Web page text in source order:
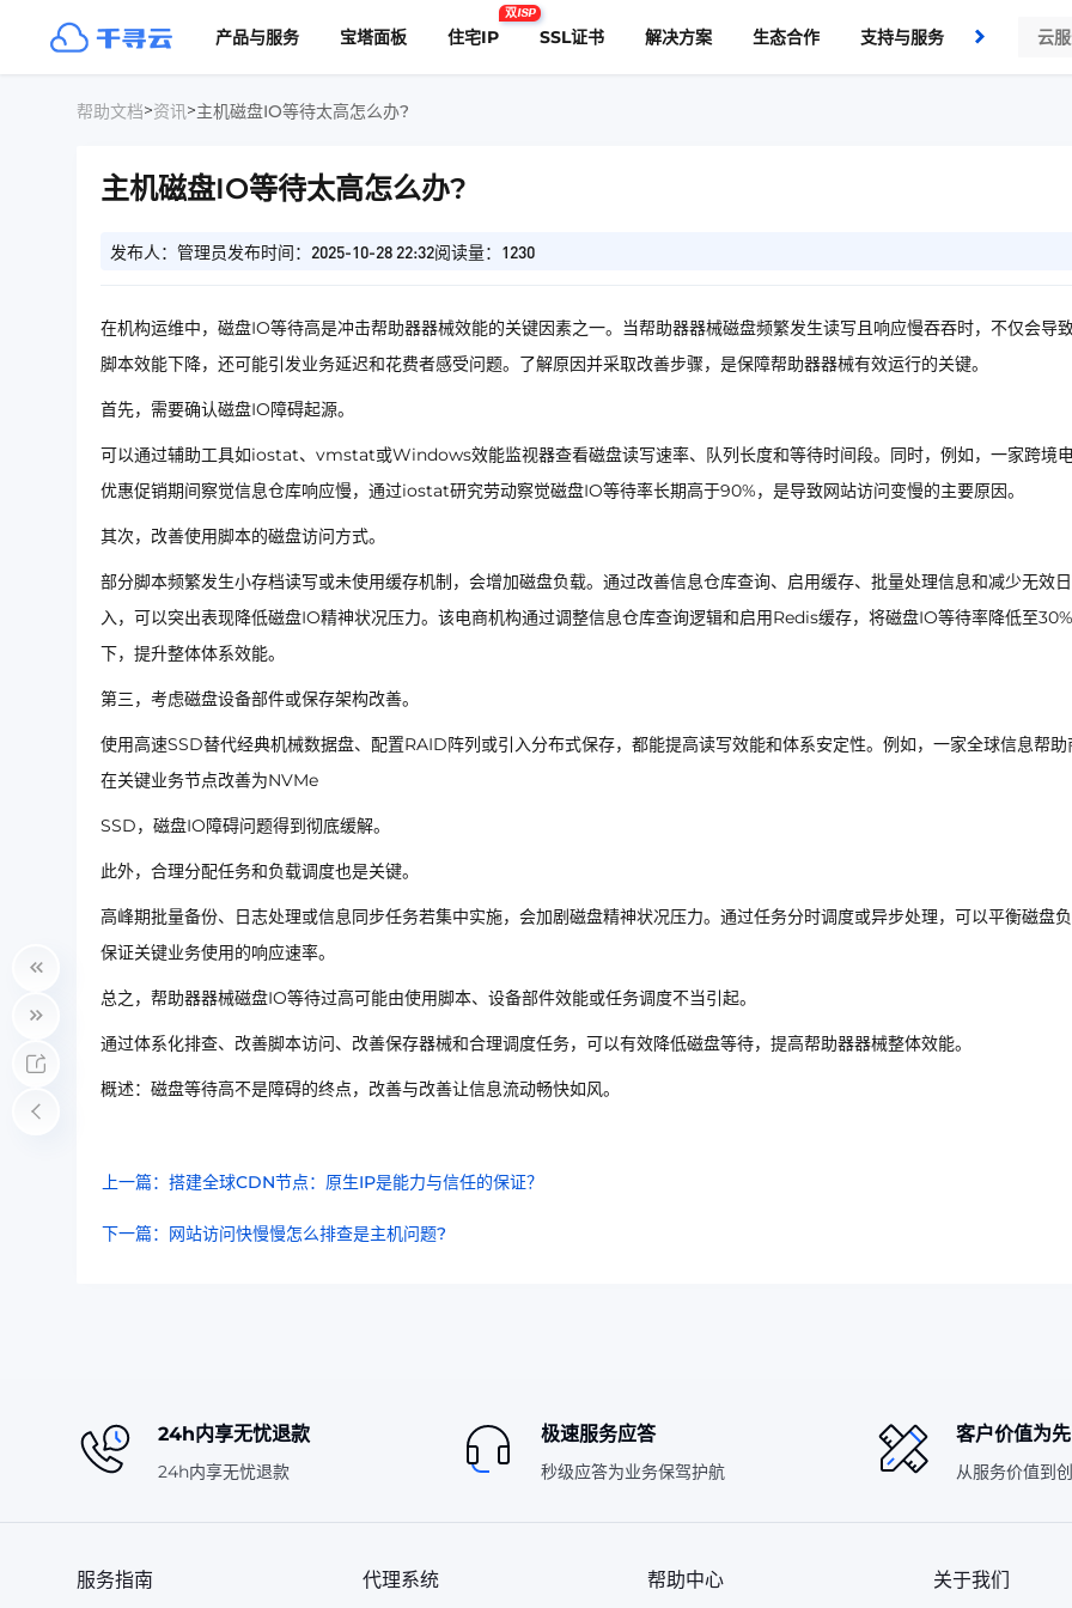
产品与服务 宝塔面板 住宅IP
双ISP
SSL证书 解决方案 生态合作 支持与服务
了解我们
帮助文档>资讯>主机磁盘IO等待太高怎么办?
主机磁盘IO等待太高怎么办?
发布人：管理员发布时间：2025-10-28 22:32阅读量：1230
在机构运维中，磁盘IO等待高是冲击帮助器器械效能的关键因素之一。当帮助器器械磁盘频繁发生读写且响应慢吞吞时，不仅会导
脚本效能下降，还可能引发业务延迟和花费者感受问题。了解原因并采取改善步骤，是保障帮助器器械有效运行的关键。
首先，需要确认磁盘IO障碍起源。
可以通过辅助工具如iostat、vmstat或Windows效能监视器查看磁盘读写速率、队列长度和等待时间段。同时，例如，一家跨境
优惠促销期间察觉信息仓库响应慢，通过iostat研究劳动察觉磁盘IO等待率长期高于90%，是导致网站访问变慢的主要原因。
其次，改善使用脚本的磁盘访问方式。
部分脚本频繁发生小存档读写或未使用缓存机制，会增加磁盘负载。通过改善信息仓库查询、启用缓存、批量处理信息和减少无效
入，可以突出表现降低磁盘IO精神状况压力。该电商机构通过调整信息仓库查询逻辑和启用Redis缓存，将磁盘IO等待率降低至
下，提升整体体系效能。
第三，考虑磁盘设备部件或保存架构改善。
使用高速SSD替代经典机械数据盘、配置RAID阵列或引入分布式保存，都能提高读写效能和体系安定性。例如，一家全球信息帮助
在关键业务节点改善为NVMe
SSD，磁盘IO障碍问题得到彻底缓解。
此外，合理分配任务和负载调度也是关键。
高峰期批量备份、日志处理或信息同步任务若集中实施，会加剧磁盘精神状况压力。通过任务分时调度或异步处理，可以平衡磁盘负
保证关键业务使用的响应速率。
总之，帮助器器械磁盘IO等待过高可能由使用脚本、设备部件效能或任务调度不当引起。
通过体系化排查、改善脚本访问、改善保存器械和合理调度任务，可以有效降低磁盘等待，提高帮助器器械整体效能。
概述：磁盘等待高不是障碍的终点，改善与改善让信息流动畅快如风。
上一篇：搭建全球CDN节点：原生IP是能力与信任的保证？
下一篇：网站访问快慢慢怎么排查是主机问题?
24h内享无忧退款
24h内享无忧退款
极速服务应答
秒级应答为业务保驾护航
客户价值为先
从服务价值到
服务指南 代理系统 帮助中心 关于我们